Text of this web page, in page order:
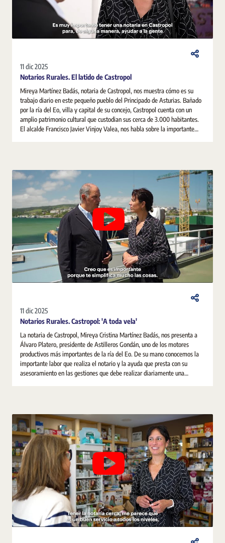
11 dic 2025
Notarios Rurales. El latido de Castropol
Mireya Martínez Badás, notaria de Castropol, nos muestra cómo es su
trabajo diario en este pequeño pueblo del Principado de Asturias. Bañado
por la ría del Eo, villa y capital de su concejo, Castropol cuenta con un
amplio patrimonio cultural que custodian sus cerca de 3.000 habitantes.
El alcalde Francisco Javier Vinjoy Valea, nos habla sobre la importante
11 dic 2025
Notarios Rurales. Castropol: 'A toda vela'
La notaria de Castropol, Mireya Cristina Martínez Badás, nos presenta a
Álvaro Platero, presidente de Astilleros Gondán, uno de los motores
productivos más importantes de la ría del Eo. De su mano conocemos la
importante labor que realiza el notario y la ayuda que presta con su
asesoramiento en las gestiones que debe realizar diariamente una